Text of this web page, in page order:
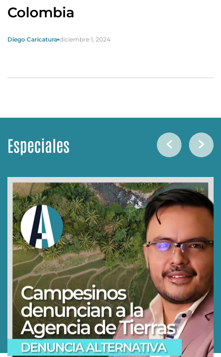
Colombia
Diego Caricatura diciembre 1, 2024
Especiales